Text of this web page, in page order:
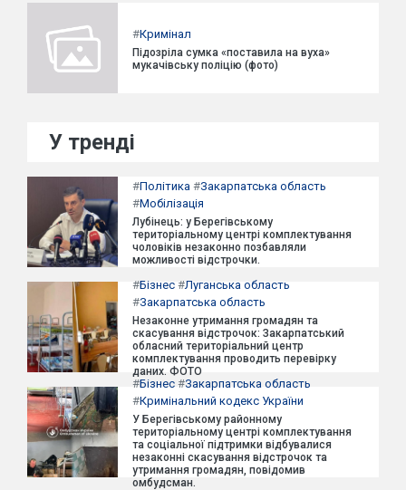
#Кримінал
Підозріла сумка «поставила на вуха»
мукачівську поліцію (фото)
У тренді
#Політика #Закарпатська область
#Мобілізація
Лубінець: у Берегівському
територіальному центрі комплектування
чоловіків незаконно позбавляли
можливості відстрочки.
#Бізнес #Луганська область
#Закарпатська область
Незаконне утримання громадян та
скасування відстрочок: Закарпатський
обласний територіальний центр
комплектування проводить перевірку
даних. ФОТО
#Бізнес #Закарпатська область
#Кримінальний кодекс України
У Берегівському районному
територіальному центрі комплектування
та соціальної підтримки відбувалися
незаконні скасування відстрочок та
утримання громадян, повідомив
омбудсман.